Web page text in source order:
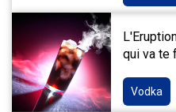
qui va te
Vodka